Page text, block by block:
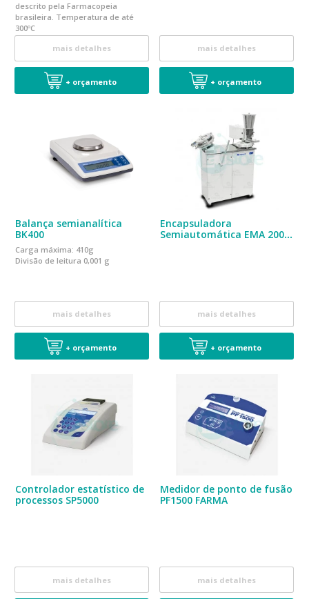
descrito pela Farmacopeia
brasileira. Temperatura de até
300ºC
mais detalhes
+ orçamento
mais detalhes
+ orçamento
Balança semianalítica
BK400
Carga máxima: 410g
Divisão de leitura 0,001 g
mais detalhes
+ orçamento
Encapsuladora
Semiautomática EMA 2000
mais detalhes
+ orçamento
Controlador estatístico de
processos SP5000
mais detalhes
Medidor de ponto de fusão
PF1500 FARMA
mais detalhes